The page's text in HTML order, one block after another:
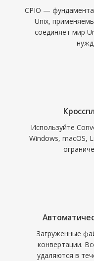
CPIO —
Unix,
соединяет мир
Используйте
Windows, macOS,
Загруженные
конвертации.
удаляются в